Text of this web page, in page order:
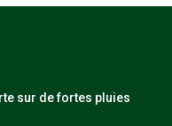
sur de fortes pluies